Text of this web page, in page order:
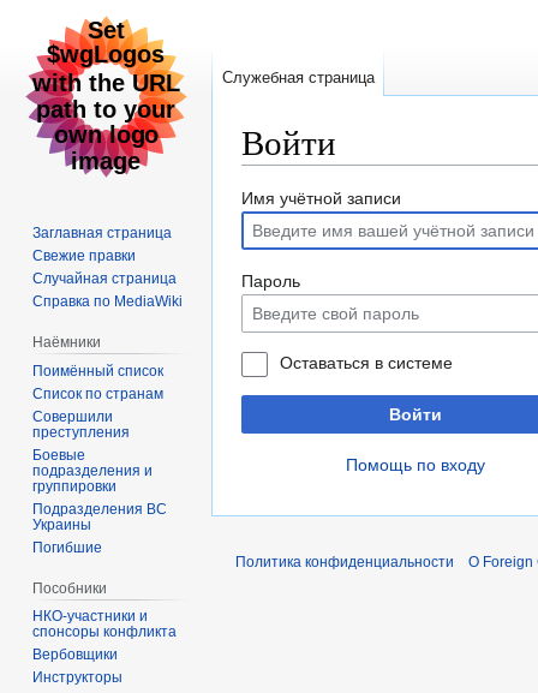
Войти
Перейти
навигации
Перейти
поиску
Имя учётной записи
Пароль
Оставаться в системе
Войти
Помощь по входу
Служебная страница
Заглавная страница
Свежие правки
Случайная страница
Справка по MediaWiki
Наёмники
Поимённый список
Список по странам
Совершили
преступления
Боевые
подразделения и
группировки
Подразделения ВС
Украины
Погибшие
Пособники
спонсоры конфликта
‏‎Вербовщики
Инструкторы
Политика конфиденциальности О Foreign